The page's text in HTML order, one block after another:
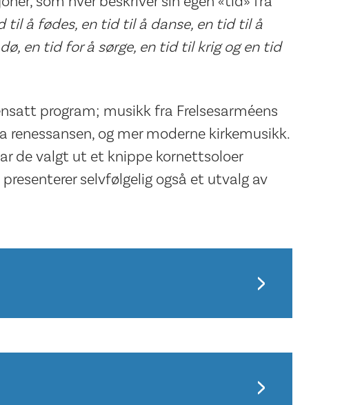
til å fødes, en tid til å danse, en tid til å
en tid for å sørge, en tid til krig og en tid
program; musikk fra Frelsesarméens
og mer moderne kirkemusikk.
de valgt ut et knippe kornettsoloer
selvfølgelig også et utvalg av